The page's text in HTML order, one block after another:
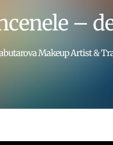
–
Makeup Artist &